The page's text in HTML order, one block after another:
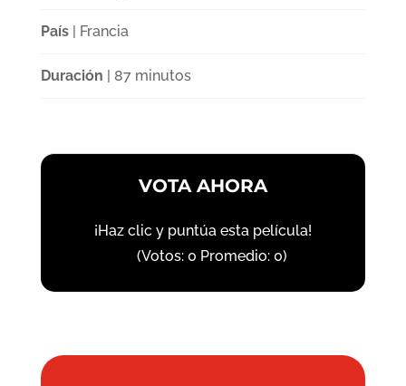
País| Francia
Duración | 87 minutos
VOTA AHORA
¡Haz clic y puntúa esta película!
(Votos: 0 Promedio: 0)